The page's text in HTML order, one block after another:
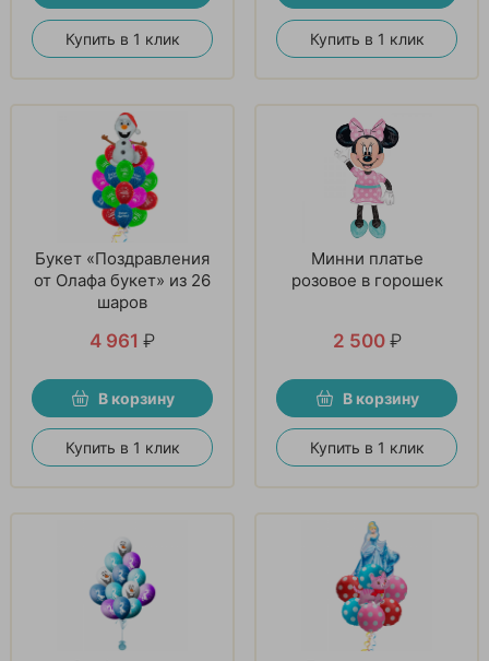
Купить в 1 клик Купить в 1 клик
Букет «Поздравления
от Олафа букет» из 26
шаров
4 961 ₽
В корзину
Купить в 1 клик
Минни платье
розовое в горошек
2 500 ₽
В корзину
Купить в 1 клик